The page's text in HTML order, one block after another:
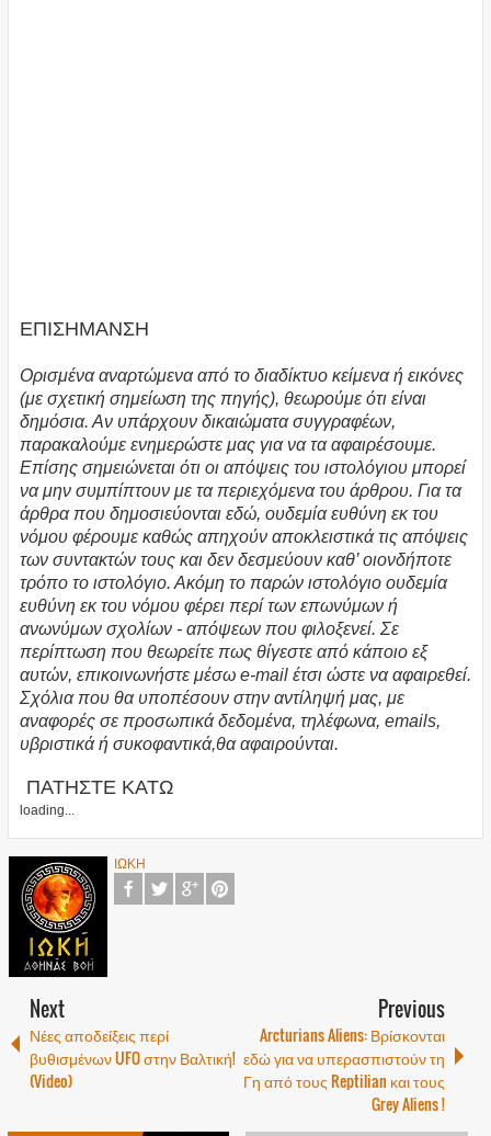
ΕΠΙΣΗΜΑΝΣΗ
Ορισμένα αναρτώμενα από το διαδίκτυο κείμενα ή εικόνες
(με σχετική σημείωση της πηγής), θεωρούμε ότι είναι
δημόσια. Αν υπάρχουν δικαιώματα συγγραφέων,
παρακαλούμε ενημερώστε μας για να τα αφαιρέσουμε.
Επίσης σημειώνεται ότι οι απόψεις του ιστολόγιου μπορεί
να μην συμπίπτουν με τα περιεχόμενα του άρθρου. Για τα
άρθρα που δημοσιεύονται εδώ, ουδεμία ευθύνη εκ του
νόμου φέρουμε καθώς απηχούν αποκλειστικά τις απόψεις
των συντακτών τους και δεν δεσμεύουν καθ’ οιονδήποτε
τρόπο το ιστολόγιο. Ακόμη το παρών ιστολόγιο ουδεμία
ευθύνη εκ του νόμου φέρει περί των επωνύμων ή
ανωνύμων σχολίων - απόψεων που φιλοξενεί. Σε
περίπτωση που θεωρείτε πως θίγεστε από κάποιο εξ
αυτών, επικοινωνήστε μέσω e-mail έτσι ώστε να αφαιρεθεί.
Σχόλια που θα υποπέσουν στην αντίληψή μας, με
αναφορές σε προσωπικά δεδομένα, τηλέφωνα, emails,
υβριστικά ή συκοφαντικά,θα αφαιρούνται.
ΠΑΤΗΣΤΕ ΚΑΤΩ
loading...
ΙΩΚΗ
Next
Νέες αποδείξεις περί
βυθισμένων UFO στην Βαλτική!
(Video)
Previous
Arcturians Aliens: Βρίσκονται
εδώ για να υπερασπιστούν τη
Γη από τους Reptilian και τους
Grey Aliens !